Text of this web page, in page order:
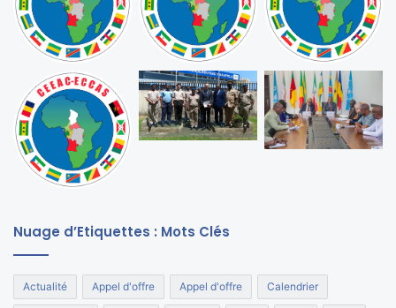
Nuage d’Etiquettes : Mots Clés
Actualité Appel d'offre Appel d'offre Calendrier